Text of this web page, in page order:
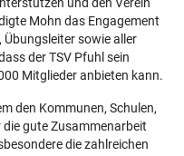
und den Verein
Mohn das Engagement
Übungsleiter sowie aller
der TSV Pfuhl sein
Mitglieder anbieten kann.
den Kommunen, Schulen,
gute Zusammenarbeit
die zahlreichen